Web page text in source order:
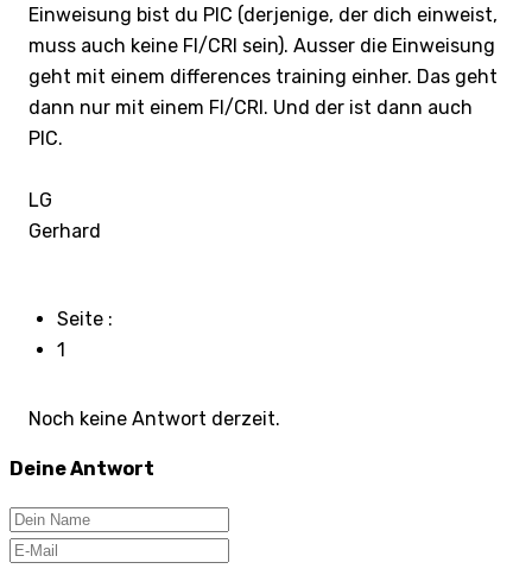
Einweisung bist du PIC (derjenige, der dich einweist,
muss auch keine FI/CRI sein). Ausser die Einweisung
geht mit einem differences training einher. Das geht
dann nur mit einem FI/CRI. Und der ist dann auch
PIC.
LG
Gerhard
Seite :
1
Noch keine Antwort derzeit.
Deine Antwort